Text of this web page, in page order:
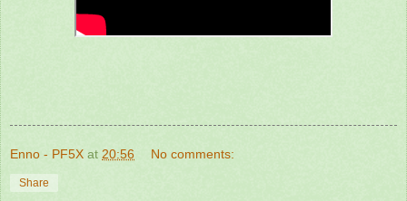
Enno - PF5X at 20:56 No comments:
Share